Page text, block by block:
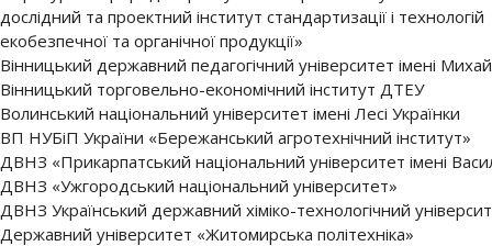
дослідний та проектний інститут стандартизації і технологій
екобезпечної та органічної продукції»
Вінницький державний педагогічний університет імені
Вінницький торговельно-економічний інститут ДТЕУ
Волинський національний університет імені Лесі Українки
ВП НУБіП України «Бережанський агротехнічний інститут»
ДВНЗ «Прикарпатський національний університет імені
ДВНЗ «Ужгородський національний університет»
ДВНЗ Український державний хіміко-технологічний
Державний університет «Житомирська політехніка»